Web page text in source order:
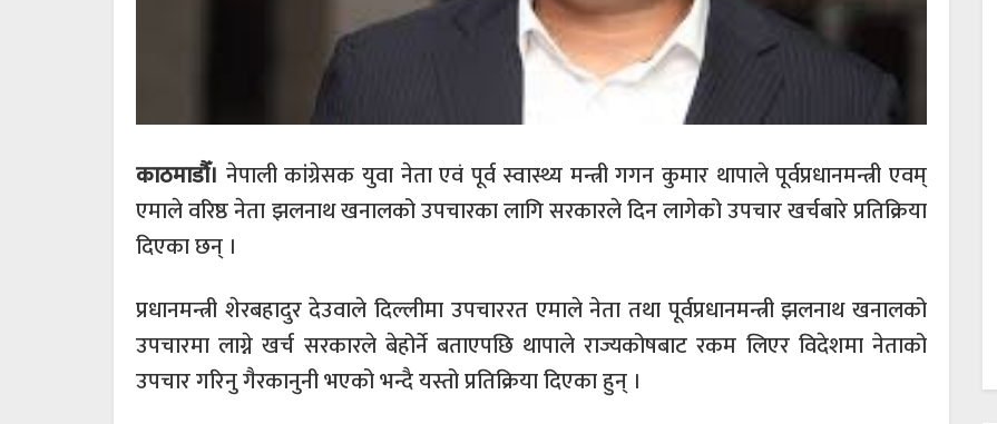
काठमाडौँ। नेपाली कांग्रेसक युवा नेता एवं पूर्व स्वास्थ्य मन्त्री गगन कुमार थापाले पूर्वप्रधानमन्त्री एवम्
एमाले वरिष्ठ नेता झलनाथ खनालको उपचारका लागि सरकारले दिन लागेको उपचार खर्चबारे प्रतिक्रिया
दिएका छन् ।
प्रधानमन्त्री शेरबहादुर देउवाले दिल्लीमा उपचाररत एमाले नेता तथा पूर्वप्रधानमन्त्री झलनाथ खनालको
उपचारमा लाग्ने खर्च सरकारले बेहोर्ने बताएपछि थापाले राज्यकोषबाट रकम लिएर विदेशमा नेताको
उपचार गरिनु गैरकानुनी भएको भन्दै यस्तो प्रतिक्रिया दिएका हुन् ।